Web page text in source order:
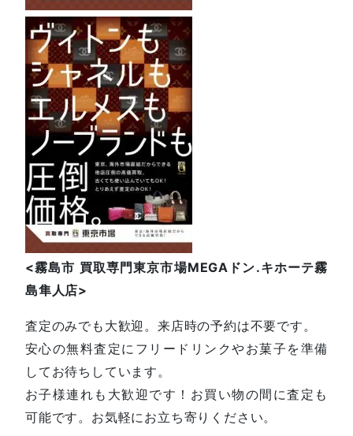
<霧島市 買取専門東京市場MEGA ドン.キホーテ霧
島隼人店>
査定のみでも大歓迎。来店時の予約は不要です。
安心の無料査定にフリードリンクやお菓子を準備
してお待ちしています。
お子様連れも大歓迎です！お買い物の間に査定も
可能です。お気軽にお立ち寄りください。